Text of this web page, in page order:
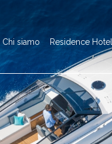
Chi siamo Residence Hotel